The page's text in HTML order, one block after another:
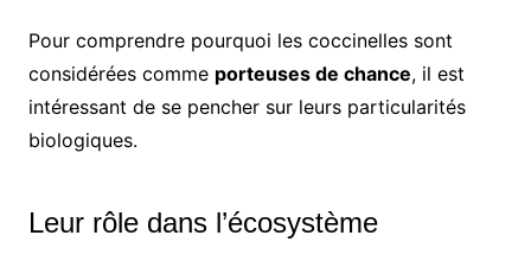
Pour comprendre pourquoi les coccinelles sont
considérées comme porteuses de chance, il est
intéressant de se pencher sur leurs particularités
biologiques.
Leur rôle dans l’écosystème